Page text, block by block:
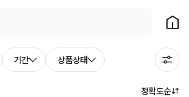
홈으
기간 상품상태
정확도순